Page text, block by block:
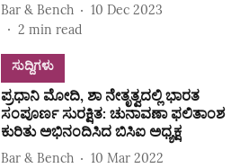
Bar & Bench
10 Dec 2023
2 min read
ಸುದ್ದಿಗಳು
ಪ್ರಧಾನಿ ಮೋದಿ, ಶಾ ನೇತೃತ್ವದಲ್ಲಿ ಭಾರತ
ಸಂಪೂರ್ಣ ಸುರಕ್ಷಿತ: ಚುನಾವಣಾ ಫಲಿತಾಂಶ
ಕುರಿತು ಅಭಿನಂದಿಸಿದ ಬಿಸಿಐ ಅಧ್ಯಕ್ಷ
Bar & Bench
10 Mar 2022